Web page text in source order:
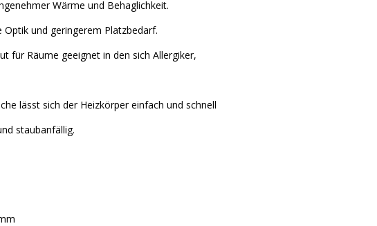
Wärme und Behaglichkeit.
und geringerem Platzbedarf.
für Räume geeignet in den sich Allergiker,
lässt sich der Heizkörper einfach und schnell
staubanfällig.